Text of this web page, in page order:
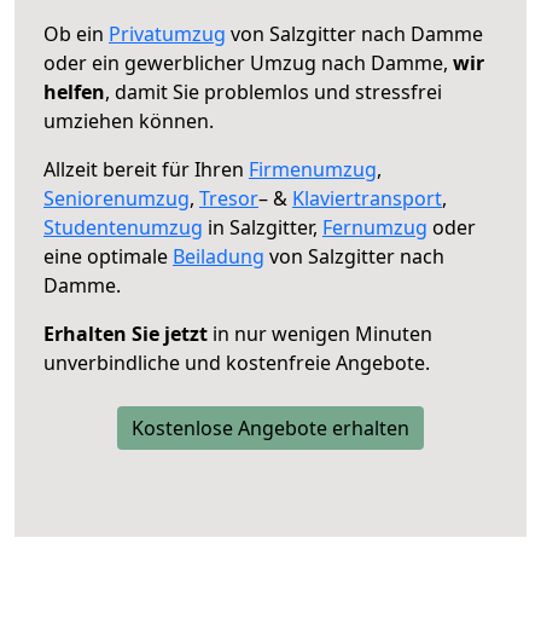
Ob ein Privatumzug von Salzgitter nach Damme
oder ein gewerblicher Umzug nach Damme, wir
helfen, damit Sie problemlos und stressfrei
umziehen können.
Allzeit bereit für Ihren Firmenumzug,
Seniorenumzug, Tresor– & Klaviertransport,
Studentenumzug in Salzgitter, Fernumzug oder
eine optimale Beiladung von Salzgitter nach
Damme.
Erhalten Sie jetzt in nur wenigen Minuten
unverbindliche und kostenfreie Angebote.
Kostenlose Angebote erhalten